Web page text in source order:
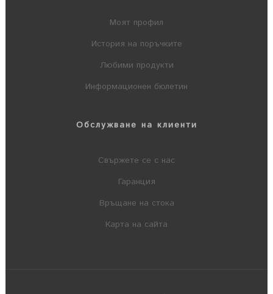
Моят профил
История на поръчките
Любими продукти
Информационен бюлетин
Обслужване на клиенти
Свържете се с нас
Гаранция
Връщане на стока
Карта на сайта